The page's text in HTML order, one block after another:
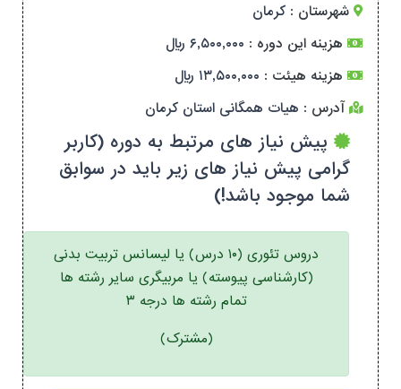
شهرستان : کرمان
هزینه این دوره : ۶,۵۰۰,۰۰۰ ریال
هزینه هیئت : ۱۳,۵۰۰,۰۰۰ ریال
آدرس : هیات همگانی استان کرمان
پیش نیاز های مرتبط به دوره (کاربر
گرامی پیش نیاز های زیر باید در سوابق
شما موجود باشد!)
دروس تئوری (۱۰ درس) یا لیسانس تربیت بدنی
(کارشناسی پیوسته) یا مربیگری سایر رشته ها
تمام رشته ها درجه ۳
(مشترک)